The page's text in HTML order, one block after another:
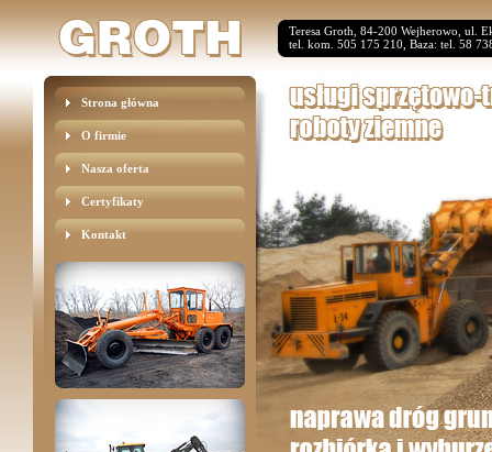
Teresa Groth, 84-200 Wejherowo, ul.
tel. kom. 505 175 210, Baza: tel. 58
Strona główna
O firmie
Nasza oferta
Certyfikaty
Kontakt